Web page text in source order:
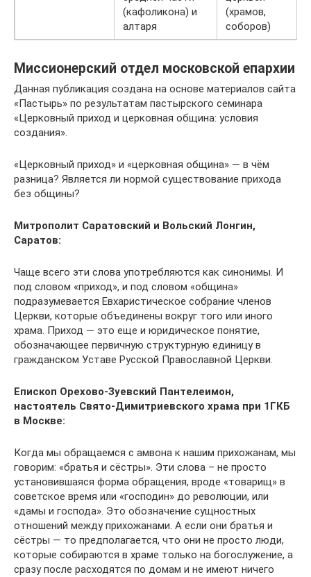
(кафоликона) и
алтаря
(храмов,
соборов)
Миссионерский отдел московской епархии
Данная публикация создана на основе материалов сайта
«Пастырь» по результатам пастырского семинара
«Церковный приход и церковная община: условия
создания».
«Церковный приход» и «церковная община» — в чём
разница? Является ли нормой существование прихода
без общины?
Митрополит Саратовский и Вольский Лонгин,
Саратов:
Чаще всего эти слова употребляются как синонимы. И
под словом «приход», и под словом «община»
подразумевается Евхаристическое собрание членов
Церкви, которые объединены вокруг того или иного
храма. Приход ― это еще и юридическое понятие,
обозначающее первичную структурную единицу в
гражданском Уставе Русской Православной Церкви.
Епископ Орехово-Зуевский Пантелеимон,
настоятель Свято-Димитриевского храма при 1ГКБ
в Москве:
Когда мы обращаемся с амвона к нашим прихожанам, мы
говорим: «братья и сёстры». Эти слова – не просто
установившаяся форма обращения, вроде «товарищ» в
советское время или «господин» до революции, или
«дамы и господа». Это обозначение сущностных
отношений между прихожанами. А если они братья и
сёстры — то предполагается, что они не просто люди,
которые собираются в храме только на богослужение, а
сразу после расходятся по домам и не имеют ничего